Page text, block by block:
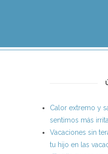
Calor extremo y
sentimos más
Vacaciones sin
tu hijo en las